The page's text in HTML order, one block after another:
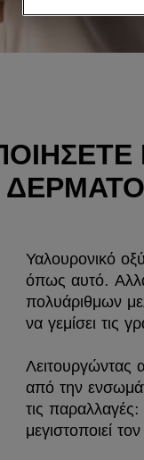
Υαλουρονικό
όπως αυτό. Αλλά
πολυάριθμων
να γεμίσει τις
Λειτουργώντας
από την
τις
μεγιστοποιεί